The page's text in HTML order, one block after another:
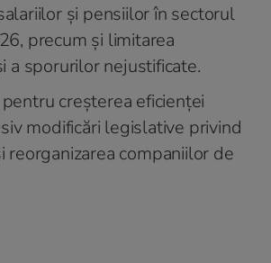
și pensiilor în sectorul
precum și limitarea
a sporurilor nejustificate.
creșterea eficienței
modificări legislative privind
reorganizarea companiilor de